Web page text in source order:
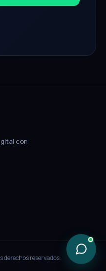
con
derechos reservados.